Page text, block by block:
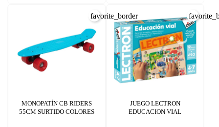
MONOPATÍN CB RIDERS
55CM SURTIDO COLORES
favorite_border
JUEGO LECTRON
EDUCACION VIAL